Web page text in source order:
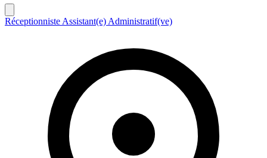
Réceptionniste Assistant(e) Administratif(ve)